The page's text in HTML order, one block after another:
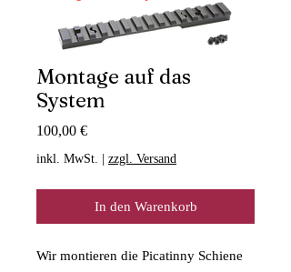
Montage auf das
System
100,00 €Preis
inkl. MwSt. zzgl. Versand
In den Warenkorb
Wir montieren die Picatinny Schiene